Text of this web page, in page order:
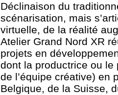
Déclinaison du
scénarisation, mais
virtuelle, de la réalité
Atelier Grand Nord XR
projets en
dont la productrice ou le
de l’équipe créative) en
Belgique, de la Suisse,